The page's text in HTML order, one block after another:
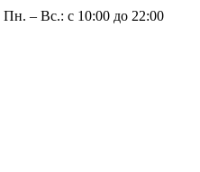
Пн. – Вс.: с 10:00 до 22:00